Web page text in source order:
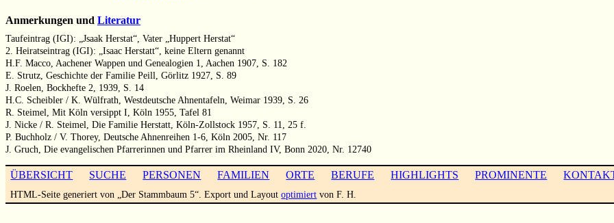
Anmerkungen und Literatur
Taufeintrag (IGI): „Jsaak Herstat“, Vater „Huppert Herstat“
2. Heiratseintrag (IGI): „Isaac Herstatt“, keine Eltern genannt
H.F. Macco, Aachener Wappen und Genealogien 1, Aachen 1907, S. 182
E. Strutz, Geschichte der Familie Peill, Görlitz 1927, S. 89
J. Roelen, Bockhefte 2, 1939, S. 14
H.C. Scheibler / K. Wülfrath, Westdeutsche Ahnentafeln, Weimar 1939, S. 26
R. Steimel, Mit Köln versippt I, Köln 1955, Tafel 81
J. Nicke / R. Steimel, Die Familie Herstatt, Köln-Zollstock 1957, S. 11, 25 f.
P. Buchholz / V. Thorey, Deutsche Ahnenreihen 1-6, Köln 2005, Nr. 117
J. Gruch, Die evangelischen Pfarrerinnen und Pfarrer im Rheinland IV, Bonn 2020, Nr. 12740
ÜBERSICHT SUCHE PERSONEN FAMILIEN ORTE BERUFE HIGHLIGHTS PROMINENTE
HTML-Seite generiert von „Der Stammbaum 5“. Export und Layoutoptimiert von F. H.